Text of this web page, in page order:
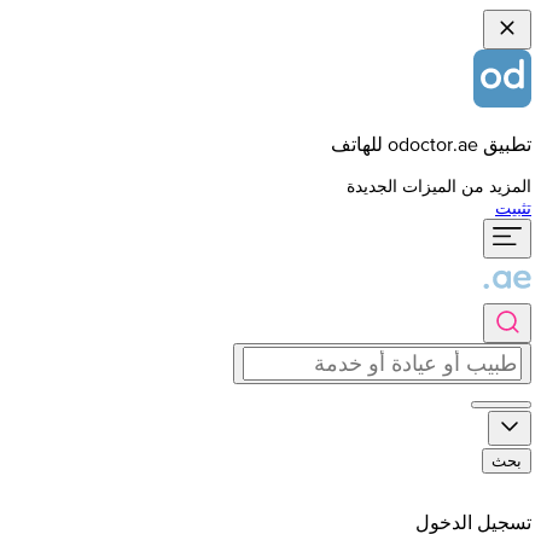
تطبيق odoctor.ae للهاتف
المزيد من الميزات الجديدة
تثبيت
بحث
تسجيل الدخول